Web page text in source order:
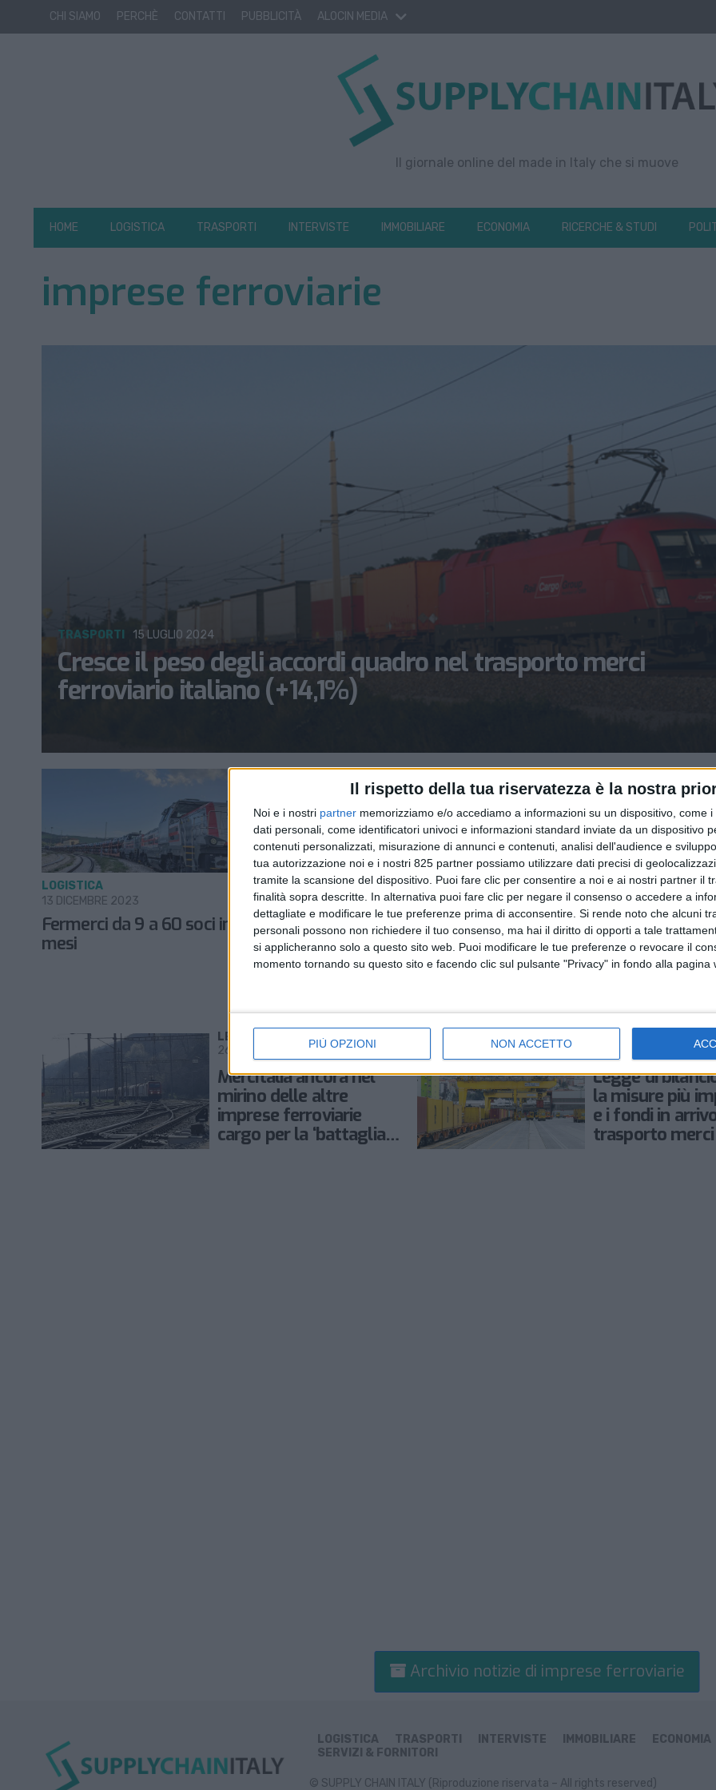
Il rispetto della tua riservatezza è la nostra
Noi e i nostri partner memorizziamo e/o accediamo a informazioni su un dispositivo, come
dati personali, come identificatori univoci e informazioni standard inviate da un dispositivo
contenuti personalizzati, misurazione di annunci e contenuti, analisi dell'audience e
tua autorizzazione noi e i nostri 825 partner possiamo utilizzare dati precisi di
tramite la scansione del dispositivo. Puoi fare clic per consentire a noi e ai nostri partner il
finalità sopra descritte. In alternativa puoi fare clic per negare il consenso o accedere a
dettagliate e modificare le tue preferenze prima di acconsentire. Si rende noto che alcuni
personali possono non richiedere il tuo consenso, ma hai il diritto di opporti a tale
si applicheranno solo a questo sito web. Puoi modificare le tue preferenze o revocare il
momento tornando su questo sito e facendo clic sul pulsante "Privacy" in fondo alla pagina
PIÙ OPZIONI NON ACCETTO
CHI SIAMO PERCHÈ CONTATTI PUBBLICITÀ ALOCIN MEDIA
Il giornale online del made in Italy che si muove
HOME LOGISTICA TRASPORTI INTERVISTE IMMOBILIARE ECONOMIA RICERCHE & STUDI
imprese ferroviarie
Cresce il peso degli accordi quadro nel trasporto merci
ferroviario italiano (+14,1%)
TRASPORTI 15 LUGLIO 2024
Fermerci da 9 a 60 soci in 18
mesi
LOGISTICA
13 DICEMBRE 2023
Il 13 novembre a Milano
l’evento: “CONTAINER ITALY:
integrazioni verticali e
TRASPORTI
18 OTTOBRE 2023
Le 8 richieste di
rilanciare il trasporto
ferroviario cargo in
NOTIZIE E INTERVISTE IN
6 OTTOBRE 2022
Mercitalia ancora nel
mirino delle altre
imprese ferroviarie
cargo per la ‘battaglia
LE ALTRE NEWS
26 LUGLIO 2021
Legge di
la misure più
e i fondi in
trasporto merci
NOTIZIE E INTERVISTE
14 NOVEMBRE 2020
Archivio notizie di imprese ferroviarie
LOGISTICA TRASPORTI INTERVISTE IMMOBILIARE ECONOMIA
SERVIZI & FORNITORI
© SUPPLY CHAIN ITALY (Riproduzione riservata – All rights reserved)